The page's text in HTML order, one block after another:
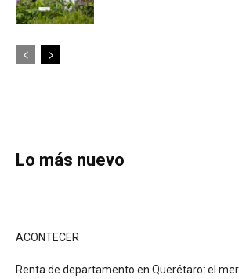
Lo más nuevo
ACONTECER
Renta de departamento en Querétaro: el